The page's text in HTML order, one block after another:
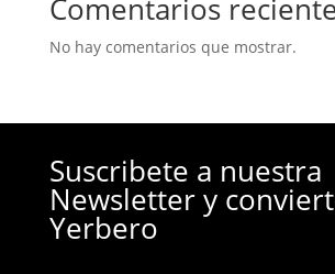
Comentarios
No hay comentarios que mostrar.
Suscribete a nuestra
Newsletter y
Yerbero